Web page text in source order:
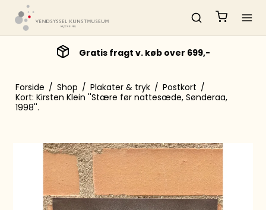
Gratis fragt v. køb over 699,-
Forside / Shop / Plakater & tryk / Postkort /
Kort: Kirsten Klein ''Stære før nattesæde, Sønderaa,
1998''.